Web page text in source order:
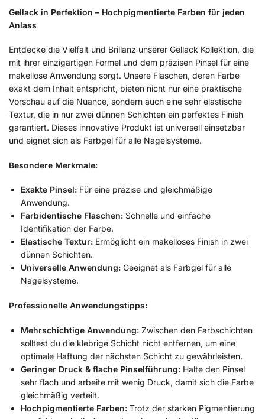
Gellack in Perfektion – Hochpigmentierte Farben für jeden
Anlass
Entdecke die Vielfalt und Brillanz unserer Gellack Kollektion, die
mit ihrer einzigartigen Formel und dem präzisen Pinsel für eine
makellose Anwendung sorgt. Unsere Flaschen, deren Farbe
exakt dem Inhalt entspricht, bieten nicht nur eine praktische
Vorschau auf die Nuance, sondern auch eine sehr elastische
Textur, die in nur zwei dünnen Schichten ein perfektes Finish
garantiert. Dieses innovative Produkt ist universell einsetzbar
und eignet sich als Farbgel für alle Nagelsysteme.
Besondere Merkmale:
Exakte Pinsel: Für eine präzise und gleichmäßige
Anwendung.
Farbidentische Flaschen: Schnelle und einfache
Identifikation der Farbe.
Elastische Textur: Ermöglicht ein makelloses Finish in zwei
dünnen Schichten.
Universelle Anwendung: Geeignet als Farbgel für alle
Nagelsysteme.
Professionelle Anwendungstipps:
Mehrschichtige Anwendung: Zwischen den Farbschichten
solltest du die klebrige Schicht nicht entfernen, um eine
optimale Haftung der nächsten Schicht zu gewährleisten.
Geringer Druck & flache Pinselführung: Halte den Pinsel
sehr flach und arbeite mit wenig Druck, damit sich die Farbe
gleichmäßig verteilt.
Hochpigmentierte Farben: Trotz der starken Pigmentierung